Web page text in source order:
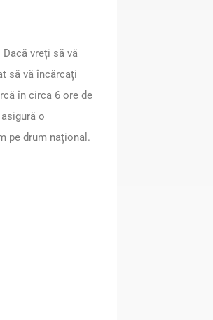
vreți să vă
să vă încărcați
în circa 6 ore de
o
pe drum național.